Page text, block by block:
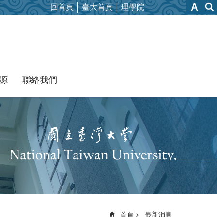
回首頁 臺大首頁 理學院
聯絡我們
首頁 最新消息